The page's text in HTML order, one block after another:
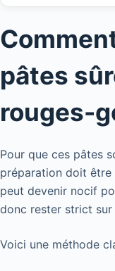
pâtes
rouges-
Pour que ces pâtes
préparation doit être
peut devenir nocif
donc rester strict sur
Voici une méthode